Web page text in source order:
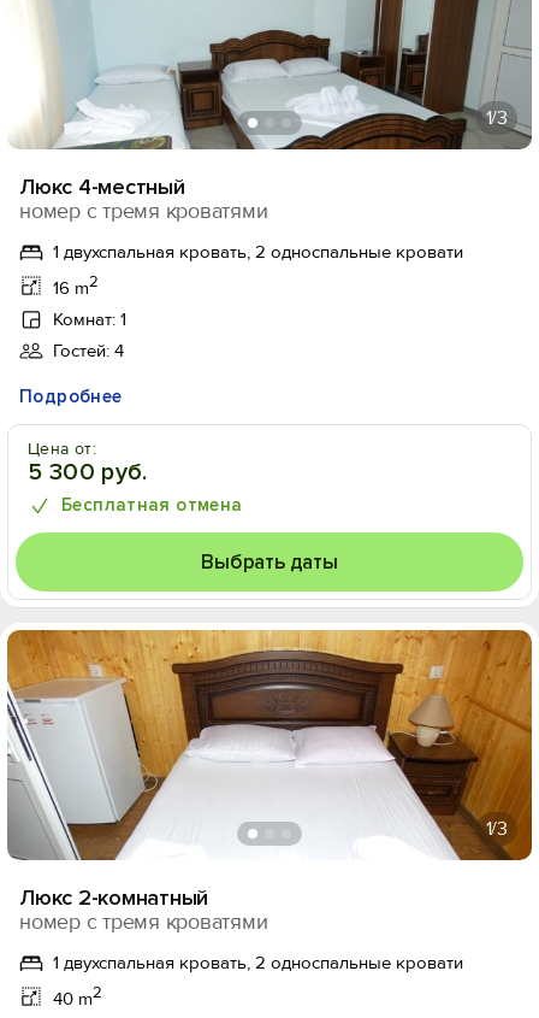
1/3
Люкс 4-местный
номер с тремя кроватями
1 двухспальная кровать, 2 односпальные кровати
16 m2
Комнат: 1
Гостей: 4
Подробнее
Цена от:
5 300 руб.
Бесплатная отмена
Выбрать даты
1/3
Люкс 2-комнатный
номер с тремя кроватями
1 двухспальная кровать, 2 односпальные кровати
40 m2